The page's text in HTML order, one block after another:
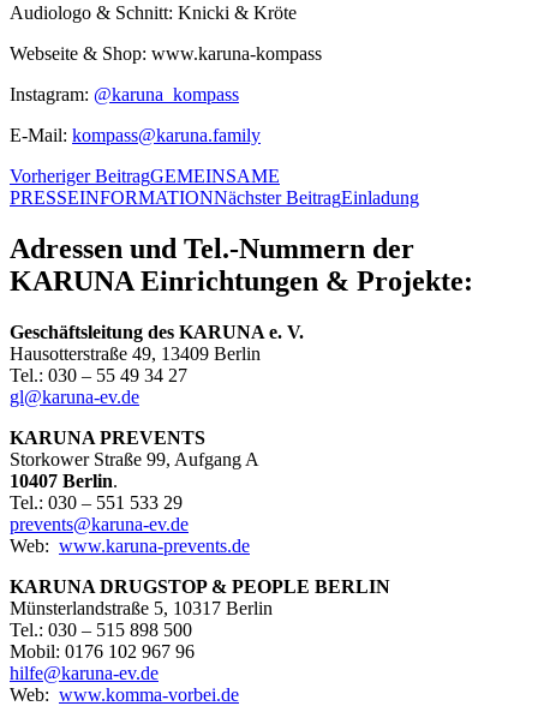
Audiologo & Schnitt: Knicki & Kröte
Webseite & Shop: www.karuna-kompass
Instagram: @karuna_kompass
E-Mail: kompass@karuna.family
Beitragsnavigation
Vorheriger BeitragGEMEINSAME
PRESSEINFORMATIONNächster BeitragEinladung
Adressen und Tel.-Nummern der
KARUNA Einrichtungen & Projekte:
Geschäftsleitung des KARUNA e. V.
Hausotterstraße 49, 13409 Berlin
Tel.: 030 – 55 49 34 27
gl@karuna-ev.de
KARUNA PREVENTS
Storkower Straße 99, Aufgang A
10407 Berlin.
Tel.: 030 – 551 533 29
prevents@karuna-ev.de
Web: www.karuna-prevents.de
KARUNA DRUGSTOP & PEOPLE BERLIN
Münsterlandstraße 5, 10317 Berlin
Tel.: 030 – 515 898 500
Mobil: 0176 102 967 96
hilfe@karuna-ev.de
Web: www.komma-vorbei.de